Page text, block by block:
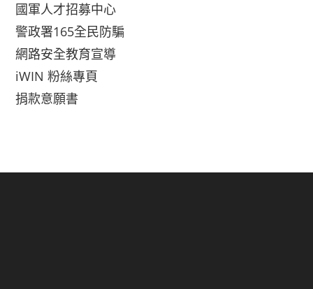
國軍人才招募中心
警政署165全民防騙
網路安全教育宣導
iWIN 粉絲專頁
捐款意願書